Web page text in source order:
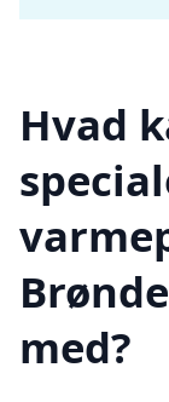
Hvad
med?